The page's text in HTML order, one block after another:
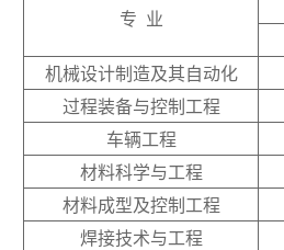
专 业
机械设计制造及其自动化
过程装备与控制工程
车辆工程
材料科学与工程
材料成型及控制工程
焊接技术与工程